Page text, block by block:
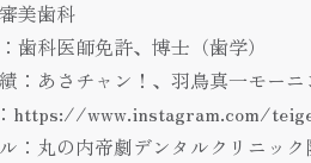
美歯科
歯科医師免許、博士（歯学）
：あさチャン！、羽鳥真一モー
https://www.instagram.com/
：丸の内帝劇デンタルクリニッ